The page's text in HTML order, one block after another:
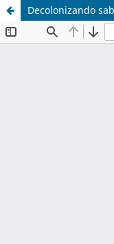
Decolonizando